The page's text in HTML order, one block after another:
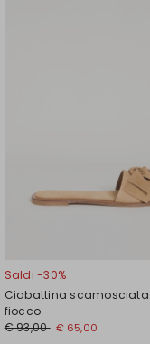
Saldi -30%
Ciabattina
fiocco
€ 93,00 € 65,00